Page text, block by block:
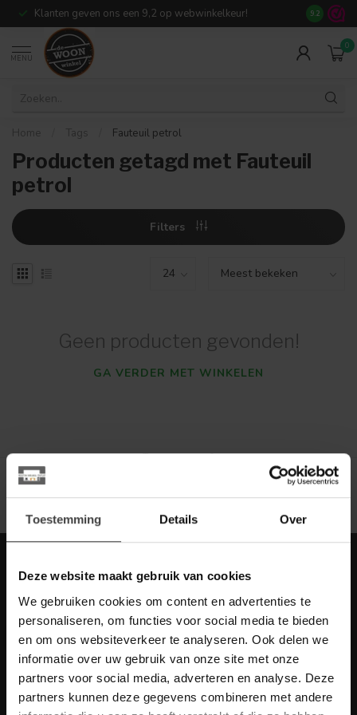
Toestemming Details Over
Deze website maakt gebruik van cookies
We gebruiken cookies om content en advertenties te
personaliseren, om functies voor social media te bieden
en om ons websiteverkeer te analyseren. Ook delen we
informatie over uw gebruik van onze site met onze
partners voor social media, adverteren en analyse. Deze
partners kunnen deze gegevens combineren met andere
Klanten geven ons een 9,2 op webwinkelkeur! Meer dan
9.2
MENU
0
Home Tags Fauteuil petrol
Producten getagd met Fauteuil
petrol
Filters
Geen producten gevonden!
GA VERDER MET WINKELEN
Toon1-0van 0
Meer informatie
scherpe acties
Blijf op de hoogte van onze actuele aanbiedingen